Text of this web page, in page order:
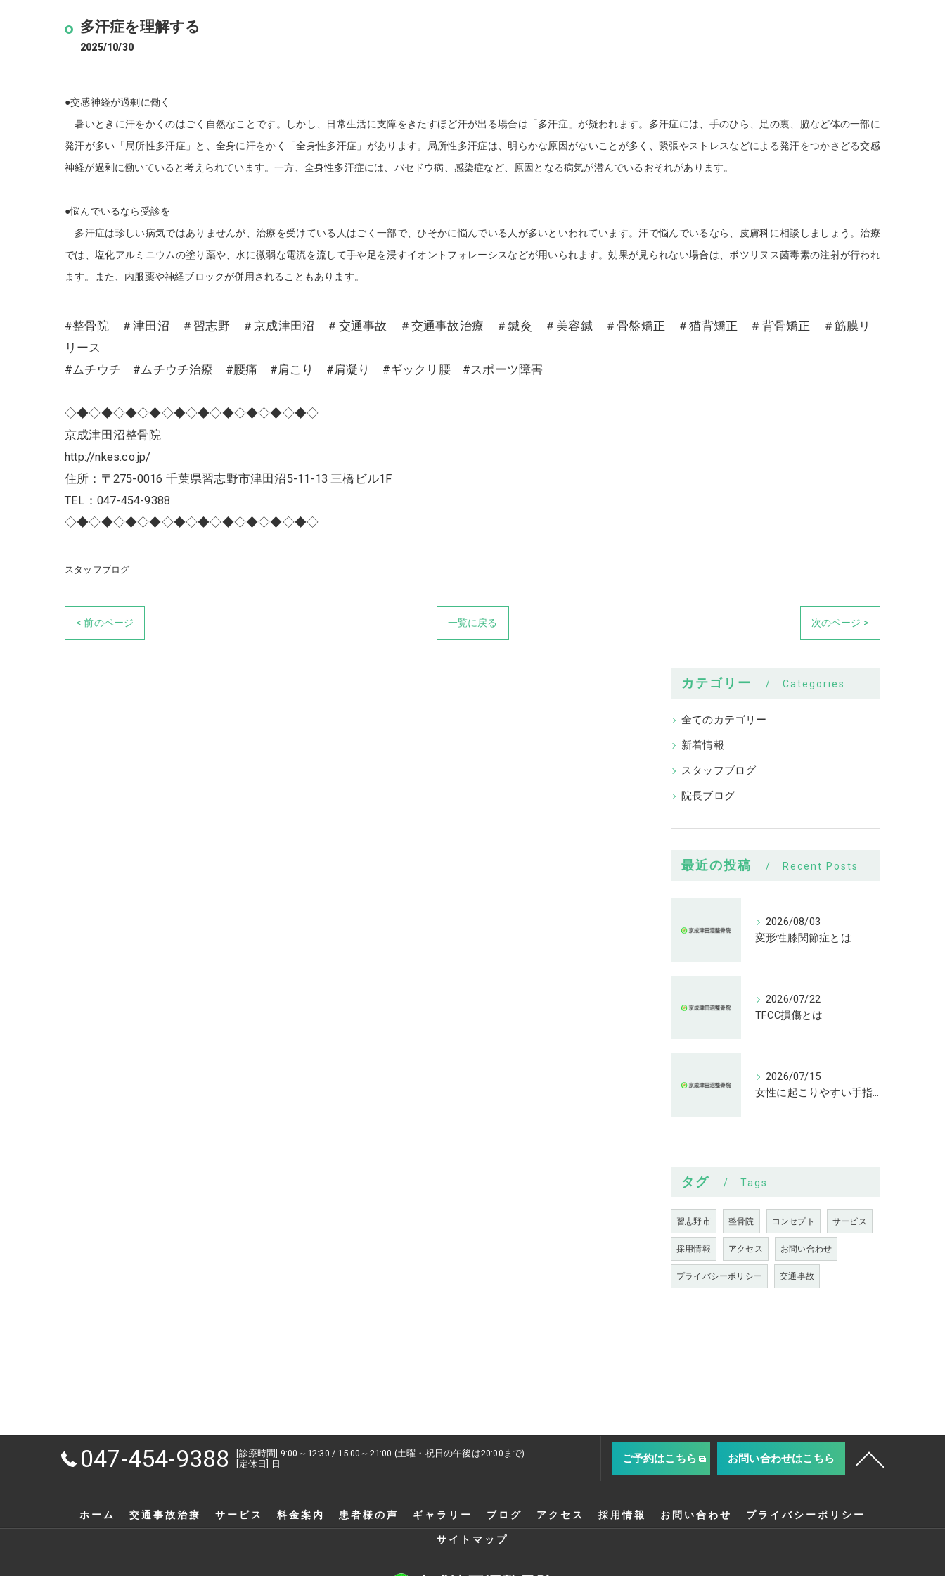
多汗症を理解する
2025/10/30
●交感神経が過剰に働く
暑いときに汗をかくのはごく自然なことです。しかし、日常生活に支障をきたすほど汗が出る場合は「多汗症」が疑われます。多汗症には、手のひら、足の裏、脇など体の一部に
発汗が多い「局所性多汗症」と、全身に汗をかく「全身性多汗症」があります。局所性多汗症は、明らかな原因がないことが多く、緊張やストレスなどによる発汗をつかさどる交感
神経が過剰に働いていると考えられています。一方、全身性多汗症には、バセドウ病、感染症など、原因となる病気が潜んでいるおそれがあります。
●悩んでいるなら受診を
多汗症は珍しい病気ではありませんが、治療を受けている人はごく一部で、ひそかに悩んでいる人が多いといわれています。汗で悩んでいるなら、皮膚科に相談しましょう。治療
では、塩化アルミニウムの塗り薬や、水に微弱な電流を流して手や足を浸すイオントフォレーシスなどが用いられます。効果が見られない場合は、ボツリヌス菌毒素の注射が行われ
ます。また、内服薬や神経ブロックが併用されることもあります。
#整骨院 ＃津田沼 ＃習志野 ＃京成津田沼 ＃交通事故 ＃交通事故治療 ＃鍼灸 ＃美容鍼 ＃骨盤矯正 ＃猫背矯正 ＃背骨矯正 ＃筋膜リ
リース
#ムチウチ #ムチウチ治療 #腰痛 #肩こり #肩凝り #ギックリ腰 #スポーツ障害
◇◆◇◆◇◆◇◆◇◆◇◆◇◆◇◆◇◆◇◆◇
京成津田沼整骨院
http://nkes.co.jp/
住所：〒275-0016 千葉県習志野市津田沼5-11-13 三橋ビル1F
TEL：047-454-9388
◇◆◇◆◇◆◇◆◇◆◇◆◇◆◇◆◇◆◇◆◇
スタッフブログ
< 前のページ 一覧に戻る 次のページ >
カテゴリー Categories
全てのカテゴリー
新着情報
スタッフブログ
院長ブログ
最近の投稿 Recent Posts
2026/08/03
変形性膝関節症とは
2026/07/22
TFCC損傷とは
2026/07/15
女性に起こりやすい手指の変形とは
タグ Tags
習志野市 整骨院 コンセプト サービス
採用情報 アクセス お問い合わせ
プライバシーポリシー 交通事故
047-454-9388
[診療時間] 9:00～12:30 / 15:00～21:00 (土曜・祝日の午後は20:00まで)
[定休日] 日
ご予約はこちら お問い合わせはこちら
ホーム 交通事故治療 サービス 料金案内 患者様の声 ギャラリー ブログ アクセス 採用情報 お問い合わせ プライバシーポリシー
サイトマップ